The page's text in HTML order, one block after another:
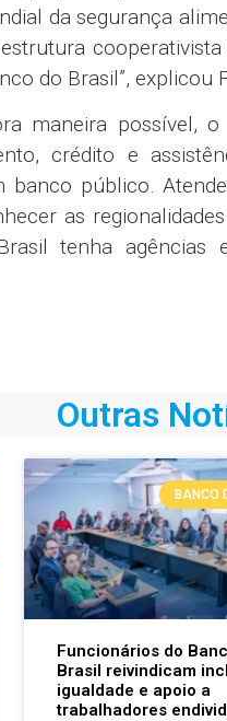
da segurança
do Brasil”, explicou
maneira possível,
crédito e
banco público.
as
tenha agências
Outras
BANCO
Funcionários do
Brasil reivindicam
igualdade e apoio a
trabalhadores